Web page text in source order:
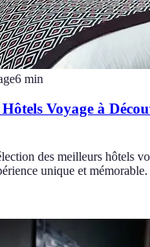
6 min
Voyage à
des meilleurs hôtels
unique et mémorable.